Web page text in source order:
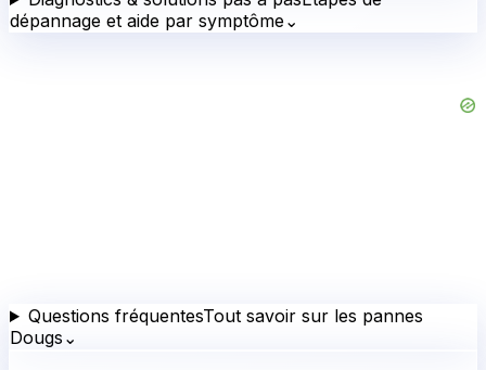
dépannage et aide par symptôme⌄
Questions fréquentesTout savoir sur les pannes
Dougs ⌄